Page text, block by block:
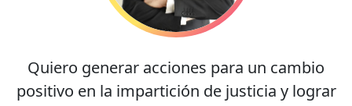
Quiero generar acciones para un cambio
positivo en la impartición de justicia y lograr